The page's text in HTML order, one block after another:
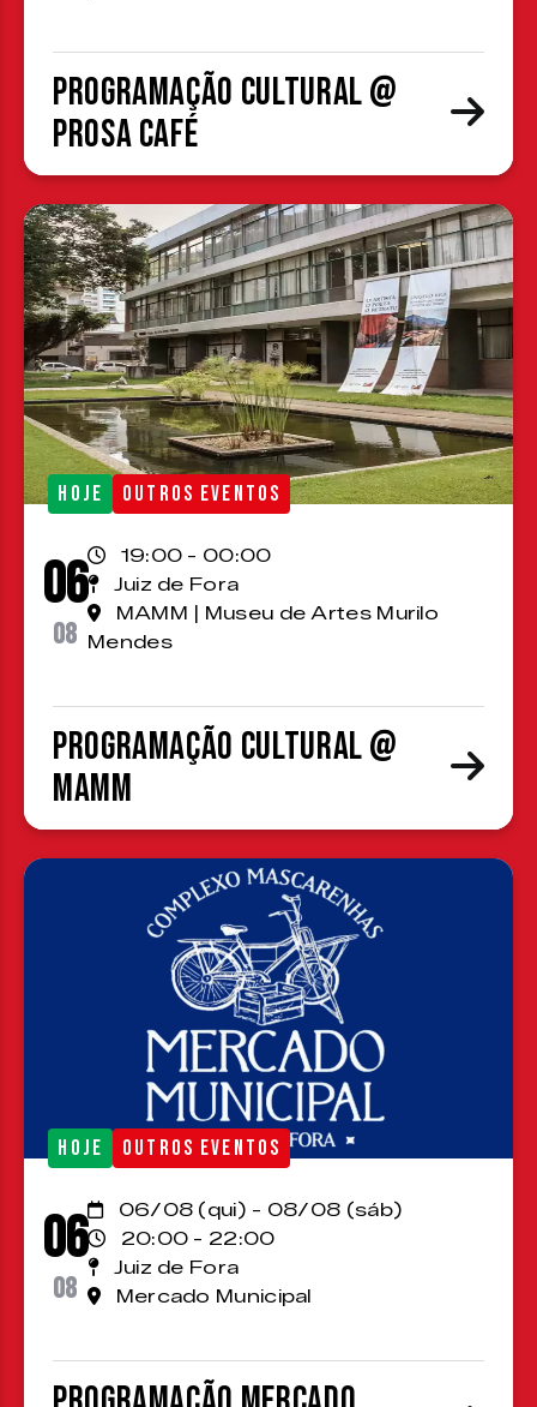
Programação cultural @
Prosa Café
HOJE OUTROS EVENTOS
06
08
19:00 - 00:00
Juiz de Fora
MAMM | Museu de Artes Murilo
Mendes
Programação cultural @
MAMM
HOJE OUTROS EVENTOS
06
08
06/08 (qui) - 08/08 (sáb)
20:00 - 22:00
Juiz de Fora
Mercado Municipal